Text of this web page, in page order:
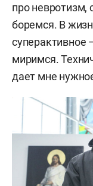
про невротизм,
боремся. В
суперактивное
миримся.
дает мне